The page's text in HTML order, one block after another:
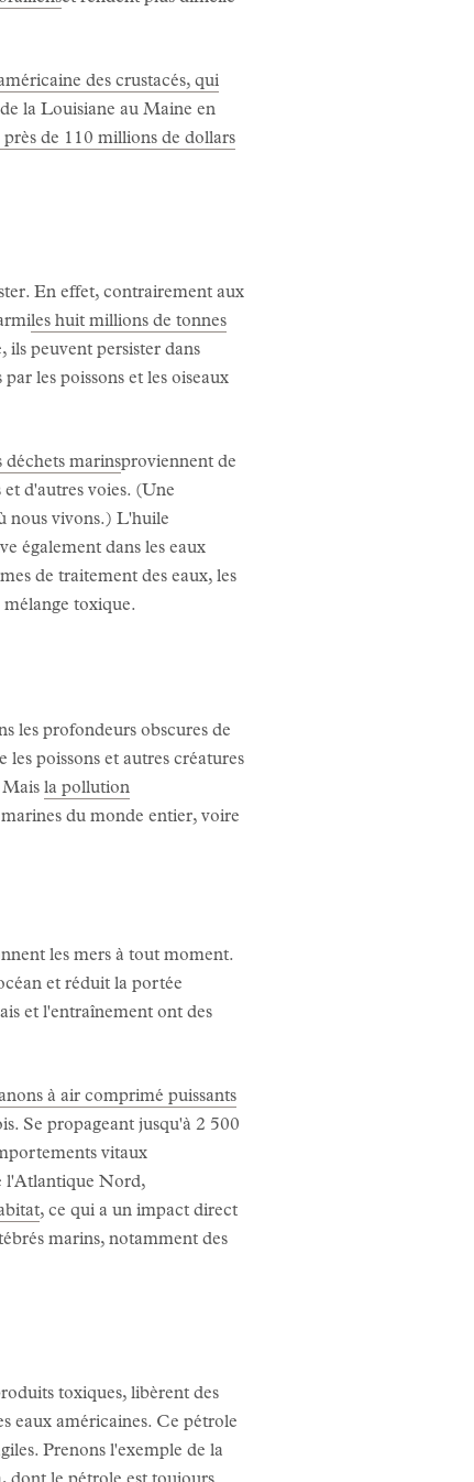
des crustacés, qui
la Louisiane au Maine en
près de 110 millions de dollars
En effet, contrairement aux
les huit millions de tonnes
ils peuvent persister dans
les poissons et les oiseaux
déchets marinsproviennent de
et d'autres voies. (Une
nous vivons.) L'huile
également dans les eaux
de traitement des eaux, les
toxique.
les profondeurs obscures de
poissons et autres créatures
la pollution
du monde entier, voire
les mers à tout moment.
et réduit la portée
et l'entraînement ont des
à air comprimé puissants
Se propageant jusqu'à 2 500
vitaux
l'Atlantique Nord,
, ce qui a un impact direct
marins, notamment des
toxiques, libèrent des
eaux américaines. Ce pétrole
Prenons l'exemple de la